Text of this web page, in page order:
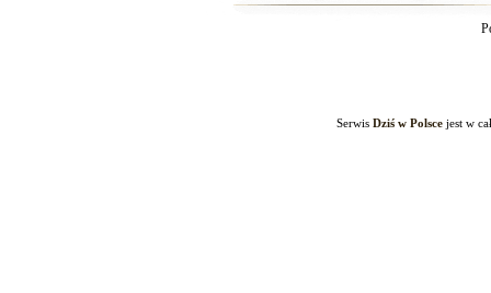
SerwisDziś w Polsce jest w